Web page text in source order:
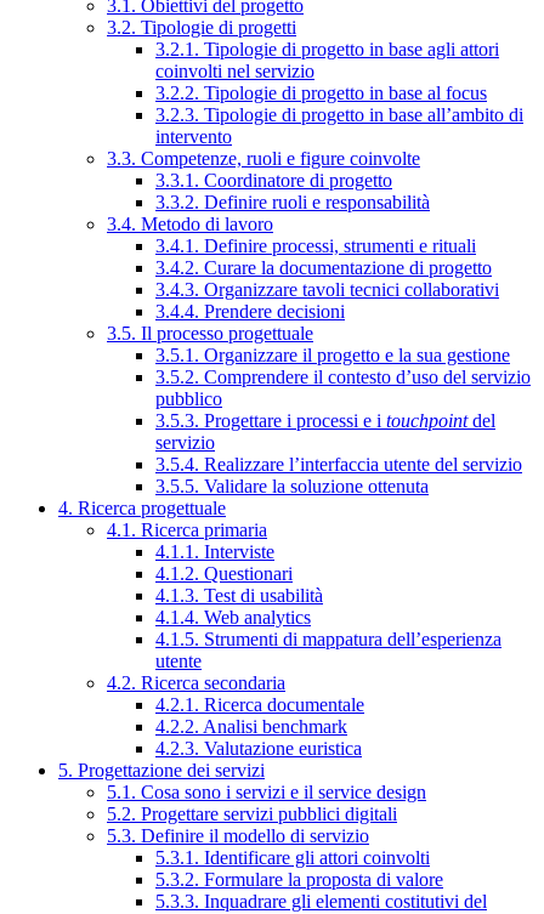
3.1. Obiettivi del progetto
3.2. Tipologie di progetti
3.2.1. Tipologie di progetto in base agli attori
coinvolti nel servizio
3.2.2. Tipologie di progetto in base al focus
3.2.3. Tipologie di progetto in base all’ambito di
intervento
3.3. Competenze, ruoli e figure coinvolte
3.3.1. Coordinatore di progetto
3.3.2. Definire ruoli e responsabilità
3.4. Metodo di lavoro
3.4.1. Definire processi, strumenti e rituali
3.4.2. Curare la documentazione di progetto
3.4.3. Organizzare tavoli tecnici collaborativi
3.4.4. Prendere decisioni
3.5. Il processo progettuale
3.5.1. Organizzare il progetto e la sua gestione
3.5.2. Comprendere il contesto d’uso del servizio
pubblico
3.5.3. Progettare i processi e i touchpointdel
servizio
3.5.4. Realizzare l’interfaccia utente del servizio
3.5.5. Validare la soluzione ottenuta
4. Ricerca progettuale
4.1. Ricerca primaria
4.1.1. Interviste
4.1.2. Questionari
4.1.3. Test di usabilità
4.1.4. Web analytics
4.1.5. Strumenti di mappatura dell’esperienza
utente
4.2. Ricerca secondaria
4.2.1. Ricerca documentale
4.2.2. Analisi benchmark
4.2.3. Valutazione euristica
5. Progettazione dei servizi
5.1. Cosa sono i servizi e il service design
5.2. Progettare servizi pubblici digitali
5.3. Definire il modello di servizio
5.3.1. Identificare gli attori coinvolti
5.3.2. Formulare la proposta di valore
5.3.3. Inquadrare gli elementi costitutivi del